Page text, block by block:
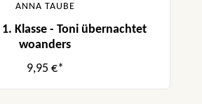
ANNA TAUBE
Klasse - Toni übernachtet
woanders
9,95 €*